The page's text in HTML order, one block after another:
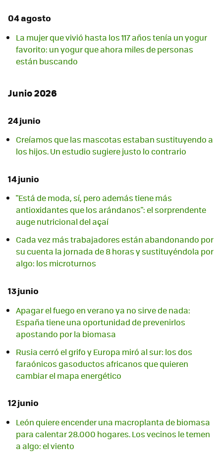
04 agosto
La mujer que vivió hasta los 117 años tenía un yogur
favorito: un yogur que ahora miles de personas
están buscando
Junio 2026
24 junio
Creíamos que las mascotas estaban sustituyendo a
los hijos. Un estudio sugiere justo lo contrario
14 junio
"Está de moda, sí, pero además tiene más
antioxidantes que los arándanos": el sorprendente
auge nutricional del açaí
Cada vez más trabajadores están abandonando por
su cuenta la jornada de 8 horas y sustituyéndola por
algo: los microturnos
13 junio
Apagar el fuego en verano ya no sirve de nada:
España tiene una oportunidad de prevenirlos
apostando por la biomasa
Rusia cerró el grifo y Europa miró al sur: los dos
faraónicos gasoductos africanos que quieren
cambiar el mapa energético
12 junio
León quiere encender una macroplanta de biomasa
para calentar 28.000 hogares. Los vecinos le temen
a algo: el viento